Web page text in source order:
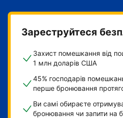
готель
Зареструйтеся
Захист помешкання від
1 млн доларів США
45% господарів
перше бронювання
Ви самі обираєте
бронювання чи запити на